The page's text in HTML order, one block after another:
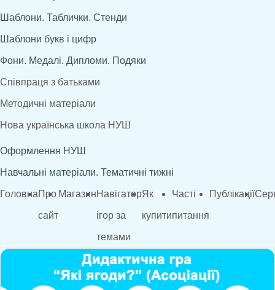
Шаблони. Таблички. Стенди
Шаблони букв і цифр
Фони. Медалі. Дипломи. Подяки
Співпраця з батьками
Методичні матеріали
Нова українська школа НУШ
Оформлення НУШ
Навчальні матеріали. Тематичні тижні
ГоловнаПро
сайт
МагазинНавігатор
ігор за
темами
Як
купити
Часті
питання
Публікації